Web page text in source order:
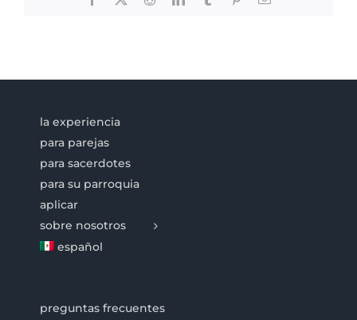
la experiencia
para parejas
para sacerdotes
para su parroquia
aplicar
sobre nosotros
español
preguntas frecuentes